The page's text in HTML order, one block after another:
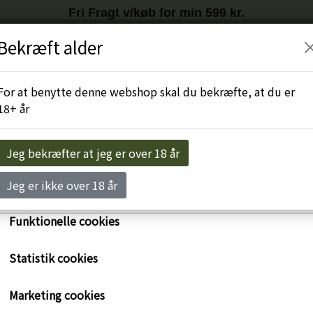
Fri Fragt v/køb for min 599 kr.
Tilmeld nyhedsbrev
egne cookies og cookies fra tredjeparter til at
til markedsføring og til at undersøge, hvordan vores
anvendes af besøgende. Du kan altid tilbagekalde dit
på linket 'Cookies' nederst på siden.
om cookies her
Nødvendige cookies
Funktionelle cookies
Statistik cookies
Marketing cookies
alder
at benytte denne webshop skal du bekræfte, at du er
år
Jeg bekræfter at jeg er over 18 år
Jeg er ikke over 18 år